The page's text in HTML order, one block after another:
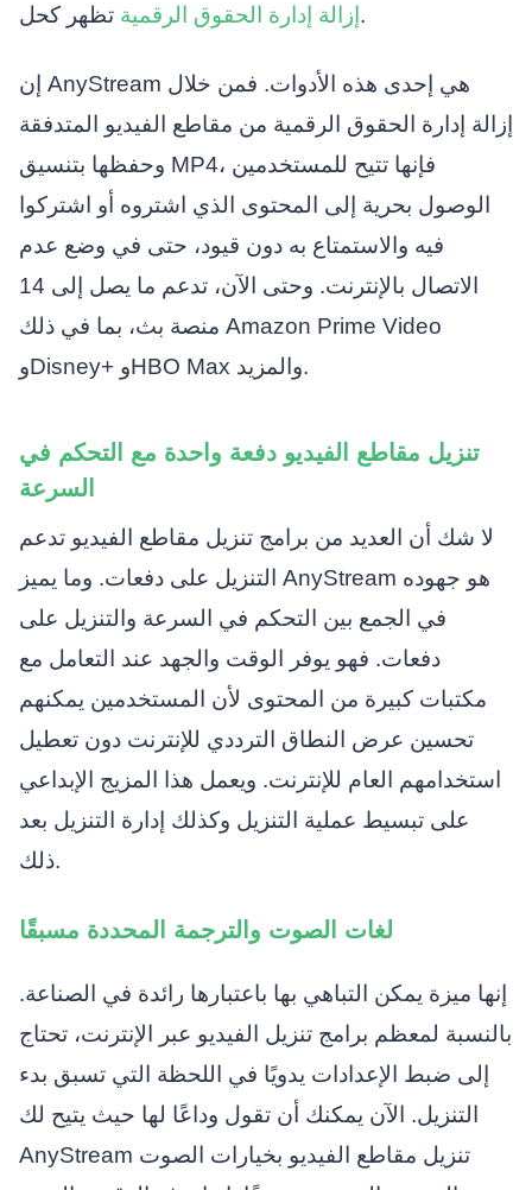
إزالة إدارة الحقوق الرقمية تظهر كحل.
إن AnyStream هي إحدى هذه الأدوات. فمن خلال
إزالة إدارة الحقوق الرقمية من مقاطع الفيديو المتدفقة
وحفظها بتنسيق MP4، فإنها تتيح للمستخدمين
الوصول بحرية إلى المحتوى الذي اشتروه أو اشتركوا
فيه والاستمتاع به دون قيود، حتى في وضع عدم
الاتصال بالإنترنت. وحتى الآن، تدعم ما يصل إلى 14
منصة بث، بما في ذلك Amazon Prime Video
وDisney+ وHBO Max والمزيد.
تنزيل مقاطع الفيديو دفعة واحدة مع التحكم في
السرعة
لا شك أن العديد من برامج تنزيل مقاطع الفيديو تدعم
التنزيل على دفعات. وما يميز AnyStream هو جهوده
في الجمع بين التحكم في السرعة والتنزيل على
دفعات. فهو يوفر الوقت والجهد عند التعامل مع
مكتبات كبيرة من المحتوى لأن المستخدمين يمكنهم
تحسين عرض النطاق الترددي للإنترنت دون تعطيل
استخدامهم العام للإنترنت. ويعمل هذا المزيج الإبداعي
على تبسيط عملية التنزيل وكذلك إدارة التنزيل بعد
ذلك.
لغات الصوت والترجمة المحددة مسبقًا
إنها ميزة يمكن التباهي بها باعتبارها رائدة في الصناعة.
بالنسبة لمعظم برامج تنزيل الفيديو عبر الإنترنت، تحتاج
إلى ضبط الإعدادات يدويًا في اللحظة التي تسبق بدء
التنزيل. الآن يمكنك أن تقول وداعًا لها حيث يتيح لك
AnyStream تنزيل مقاطع الفيديو بخيارات الصوت